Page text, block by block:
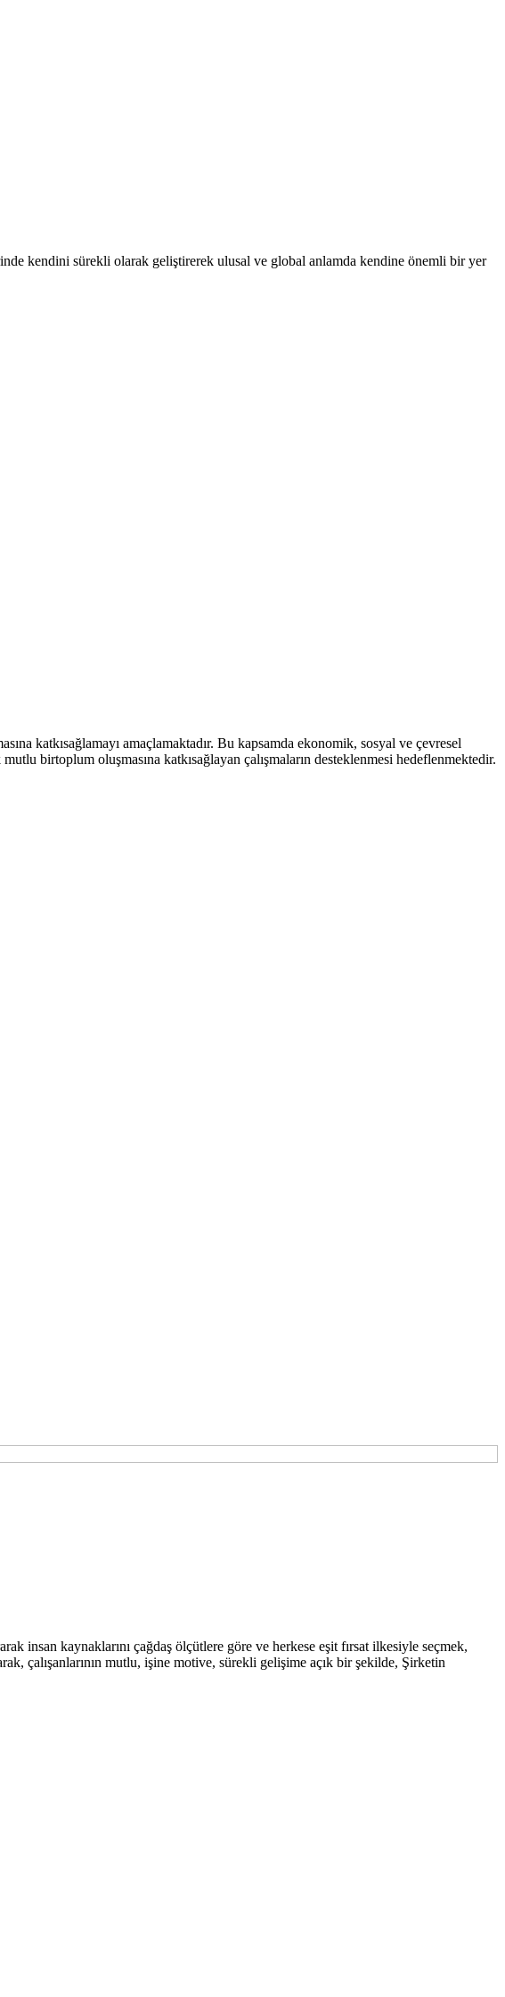
kendini sürekli olarak geliştirerek ulusal ve global anlamda kendine önemli bir yer
katkısağlamayı amaçlamaktadır. Bu kapsamda ekonomik, sosyal ve çevresel
birtoplum oluşmasına katkısağlayan çalışmaların desteklenmesi hedeflenmektedir.
insan kaynaklarını çağdaş ölçütlere göre ve herkese eşit fırsat ilkesiyle seçmek,
çalışanlarının mutlu, işine motive, sürekli gelişime açık bir şekilde, Şirketin